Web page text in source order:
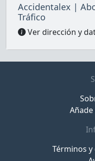
Accidentalex |
Tráfico
Ver dirección y
Términos